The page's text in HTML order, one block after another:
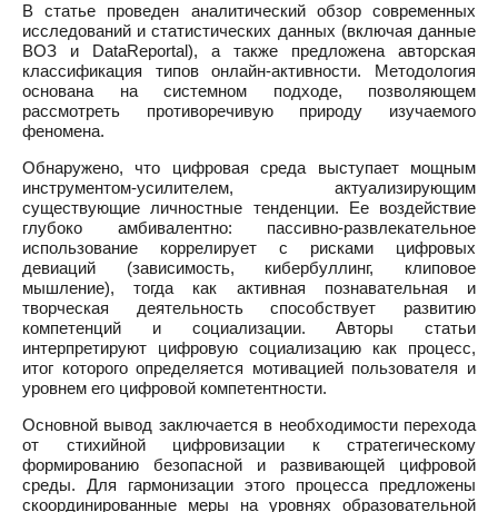
В статье проведен аналитический обзор современных
исследований и статистических данных (включая данные
ВОЗ и DataReportal), а также предложена авторская
классификация типов онлайн-активности. Методология
основана на системном подходе, позволяющем
рассмотреть противоречивую природу изучаемого
феномена.
Обнаружено, что цифровая среда выступает мощным
инструментом-усилителем, актуализирующим
существующие личностные тенденции. Ее воздействие
глубоко амбивалентно: пассивно-развлекательное
использование коррелирует с рисками цифровых
девиаций (зависимость, кибербуллинг, клиповое
мышление), тогда как активная познавательная и
творческая деятельность способствует развитию
компетенций и социализации. Авторы статьи
интерпретируют цифровую социализацию как процесс,
итог которого определяется мотивацией пользователя и
уровнем его цифровой компетентности.
Основной вывод заключается в необходимости перехода
от стихийной цифровизации к стратегическому
формированию безопасной и развивающей цифровой
среды. Для гармонизации этого процесса предложены
скоординированные меры на уровнях образовательной